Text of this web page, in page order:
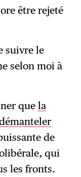
être rejeté
suivre le
selon moi à
quela
de
qui
les fronts.